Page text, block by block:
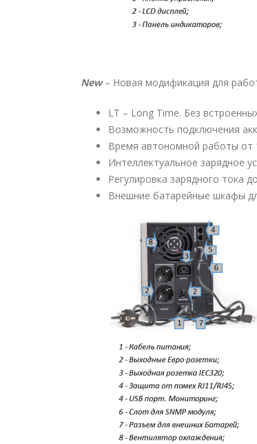
New– Новая модификация для
LT – Long Time. Без
Возможность подключения
Время автономной работы от
Интеллектуальное зарядное
Регулировка зарядного тока
Внешние батарейные шкафы